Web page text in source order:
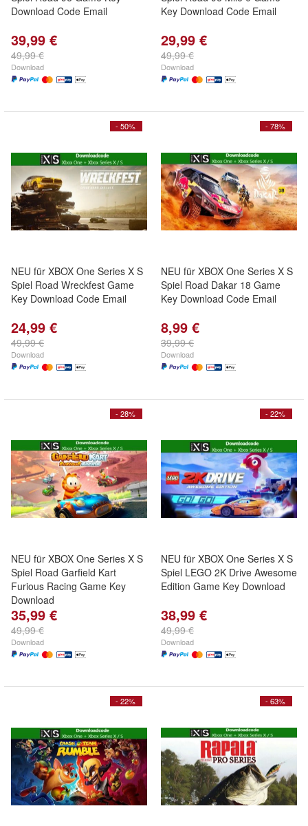
Download Code Email
39,99 €
49,99 €
Download
Key Download Code Email
29,99 €
49,99 €
Download
- 50%
NEU für XBOX One Series X S
Spiel Road Wreckfest Game
Key Download Code Email
24,99 €
49,99 €
Download
- 78%
NEU für XBOX One Series X S
Spiel Road Dakar 18 Game
Key Download Code Email
8,99 €
39,99 €
Download
- 28%
NEU für XBOX One Series X S
Spiel Road Garfield Kart
Furious Racing Game Key
Download
35,99 €
49,99 €
Download
- 22%
NEU für XBOX One Series X S
Spiel LEGO 2K Drive Awesome
Edition Game Key Download
38,99 €
49,99 €
Download
- 22% - 63%